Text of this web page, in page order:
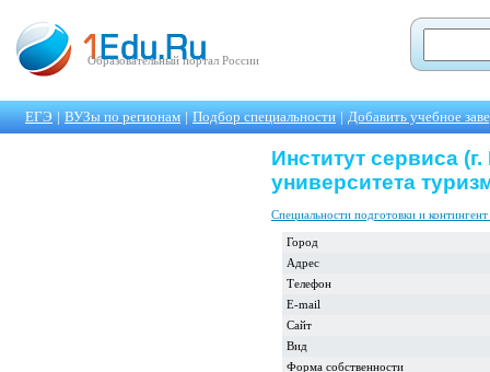
Образовательный портал России
ЕГЭ | ВУЗы по регионам | Подбор специальности | Добавить учебное
Институт сервиса
университета
Специальности подготовки и контингент
Город
Адрес
Телефон
E-mail
Сайт
Вид
Форма собственности